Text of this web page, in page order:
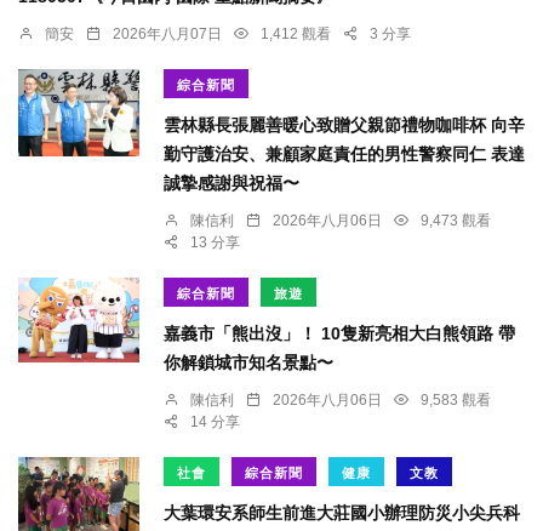
簡安 2026年八月07日 1,412 觀看 3 分享
綜合新聞
雲林縣長張麗善暖心致贈父親節禮物咖啡杯 向辛
勤守護治安、兼顧家庭責任的男性警察同仁 表達
誠摯感謝與祝福〜
陳信利 2026年八月06日
9,473 觀看
13 分享
綜合新聞 旅遊
嘉義市「熊出沒」！ 10隻新亮相大白熊領路 帶
你解鎖城市知名景點〜
陳信利 2026年八月06日
9,583 觀看
14 分享
社會 綜合新聞 健康 文教
大葉環安系師生前進大莊國小辦理防災小尖兵科